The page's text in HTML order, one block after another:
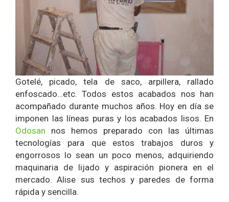
Gotelé, picado, tela de saco, arpillera, rallado
enfoscado…etc. Todos estos acabados nos han
acompañado durante muchos años. Hoy en día se
imponen las líneas puras y los acabados lisos. En
Odosan nos hemos preparado con las últimas
tecnologías para que estos trabajos duros y
engorrosos lo sean un poco menos, adquiriendo
maquinaria de lijado y aspiración pionera en el
mercado. Alise sus techos y paredes de forma
rápida y sencilla.